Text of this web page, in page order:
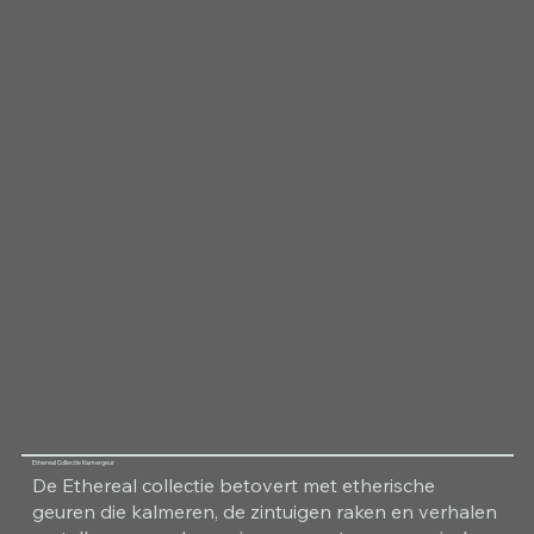
Ethereal Collectie Kamergeur
De Ethereal collectie betovert met etherische
geuren die kalmeren, de zintuigen raken en verhalen